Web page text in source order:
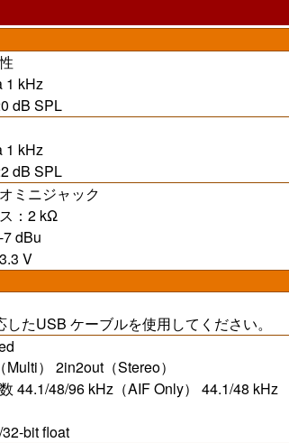
1 kHz
dB SPL
1 kHz
dB SPL
ミニジャック
：2 kΩ
dBu
V
たUSB ケーブルを使用してください。
） 2in2out（Stereo）
44.1/48/96 kHz（AIF Only） 44.1/48 kHz
bit float